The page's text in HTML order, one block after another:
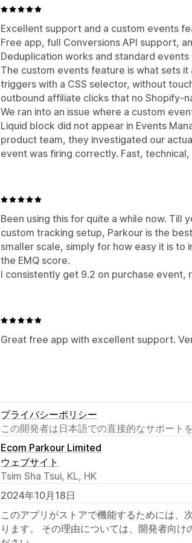
パフォーマンス分析
パフォーマンス追跡 エンゲージメント指標
UTMアトリビューション
マーケティングと販売
ROAS 購入の追跡 UTM追跡 ピクセル追跡
ビジュアルとレポート
分析ダッシュボード GDPR準拠
Excellent support and a custom events
Free app, full Conversions API support,
Deduplication works and standard
The custom events feature is what sets
triggers with a CSS selector, without
outbound affiliate clicks that no Shopify-
We ran into an issue where a custom
Liquid block did not appear in Events
product team, they investigated our
event was firing correctly. Fast,
Been using this for quite a while now. Till
custom tracking setup, Parkour is the
smaller scale, simply for how easy it is
the EMQ score.
I consistently get 9.2 on purchase event,
Great free app with excellent support.
プライバシーポリシー
この開発者は日本語での直接的なサポート
Ecom Parkour Limited
ウェブサイト
Tsim Sha Tsui, KL, HK
2024年10月18日
このアプリがストアで機能するためには、
ります。 その理由については、開発者向け